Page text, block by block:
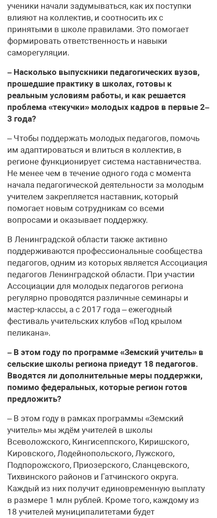
ученики начали задумываться, как их поступки
влияют на коллектив, и соотносить их с
принятыми в школе правилами. Это помогает
формировать ответственность и навыки
саморегуляции.
– Насколько выпускники педагогических вузов,
прошедшие практику в школах, готовы к
реальным условиям работы, и как решается
проблема «текучки» молодых кадров в первые 2–
3 года?
– Чтобы поддержать молодых педагогов, помочь
им адаптироваться и влиться в коллектив, в
регионе функционирует система наставничества.
Не менее чем в течение одного года с момента
начала педагогической деятельности за молодым
учителем закрепляется наставник, который
помогает новым сотрудникам со всеми
вопросами и оказывает поддержку.
В Ленинградской области также активно
поддерживаются профессиональные сообщества
педагогов, одним из которых является Ассоциация
педагогов Ленинградской области. При участии
Ассоциации для молодых педагогов региона
регулярно проводятся различные семинары и
мастер-классы, а с 2017 года – ежегодный
фестиваль учительских клубов «Под крылом
пеликана».
– В этом году по программе «Земский учитель» в
сельские школы региона приедут 18 педагогов.
Вводятся ли дополнительные меры поддержки,
помимо федеральных, которые регион готов
предложить?
– В этом году в рамках программы «Земский
учитель» мы ждём учителей в школы
Всеволожского, Кингисеппского, Киришского,
Кировского, Лодейнопольского, Лужского,
Подпорожского, Приозерского, Сланцевского,
Тихвинского районов и Гатчинского округа.
Каждый из них получит единовременную выплату
в размере 1 млн рублей. Кроме того, каждому из
18 учителей муниципалитетами будет